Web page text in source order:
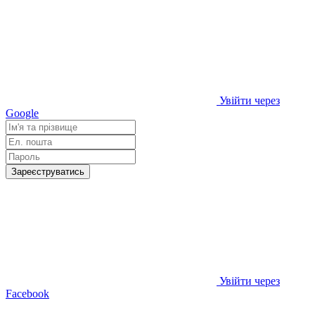
Увійти через
Google
Зареєструватись
Увійти через
Facebook